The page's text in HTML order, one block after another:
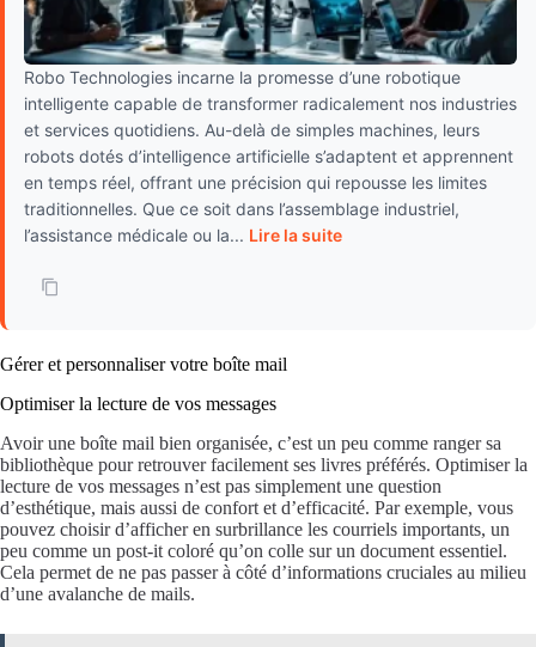
Robo Technologies incarne la promesse d’une robotique
intelligente capable de transformer radicalement nos industries
et services quotidiens. Au-delà de simples machines, leurs
robots dotés d’intelligence artificielle s’adaptent et apprennent
en temps réel, offrant une précision qui repousse les limites
traditionnelles. Que ce soit dans l’assemblage industriel,
l’assistance médicale ou la... Lire la suite
Gérer et personnaliser votre boîte mail
Optimiser la lecture de vos messages
Avoir une boîte mail bien organisée, c’est un peu comme ranger sa
bibliothèque pour retrouver facilement ses livres préférés. Optimiser la
lecture de vos messages n’est pas simplement une question
d’esthétique, mais aussi de confort et d’efficacité. Par exemple, vous
pouvez choisir d’afficher en surbrillance les courriels importants, un
peu comme un post-it coloré qu’on colle sur un document essentiel.
Cela permet de ne pas passer à côté d’informations cruciales au milieu
d’une avalanche de mails.